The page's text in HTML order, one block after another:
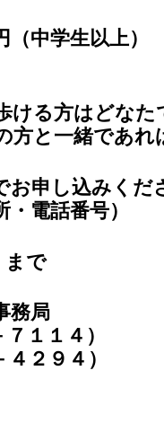
中学生以上）
る方はどなた
と一緒であれ
申し込みくだ
・電話番号）
で
務局
１１４）
２９４）